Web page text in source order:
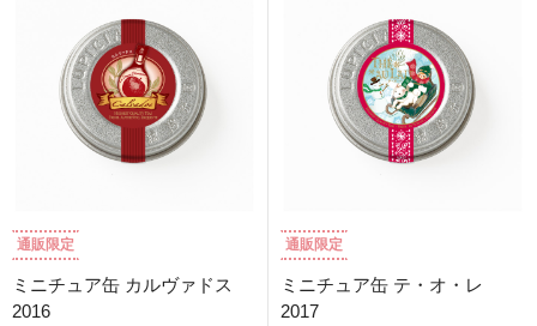
通販限定
ミニチュア缶 カルヴァドス
2016
通販限定
ミニチュア缶 テ・オ・レ
2017